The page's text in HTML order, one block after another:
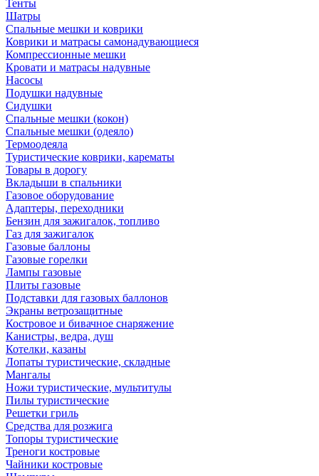
Тенты
Шатры
Спальные мешки и коврики
Коврики и матрасы самонадувающиеся
Компрессионные мешки
Кровати и матрасы надувные
Насосы
Подушки надувные
Сидушки
Спальные мешки (кокон)
Спальные мешки (одеяло)
Термоодеяла
Туристические коврики, карематы
Товары в дорогу
Вкладыши в спальники
Газовое оборудование
Адаптеры, переходники
Бензин для зажигалок, топливо
Газ для зажигалок
Газовые баллоны
Газовые горелки
Лампы газовые
Плиты газовые
Подставки для газовых баллонов
Экраны ветрозащитные
Костровое и бивачное снаряжение
Канистры, ведра, душ
Котелки, казаны
Лопаты туристические, складные
Мангалы
Ножи туристические, мультитулы
Пилы туристические
Решетки гриль
Средства для розжига
Топоры туристические
Треноги костровые
Чайники костровые